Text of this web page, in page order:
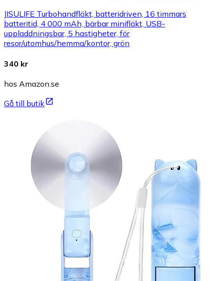
JISULIFE Turbohandfläkt, batteridriven, 16 timmars
batteritid, 4 000 mAh, bärbar minifläkt, USB-
uppladdningsbar, 5 hastigheter, för
resor/utomhus/hemma/kontor, grön
340 kr
hos Amazon.se
Gå till butik